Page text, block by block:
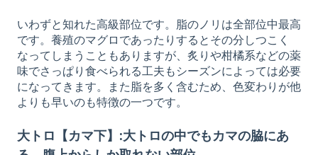
いわずと知れた高級部位です。脂のノリは全部位中最高
です。養殖のマグロであったりするとその分しつこく
なってしまうこともありますが、炙りや柑橘系などの薬
味でさっぱり食べられる工夫もシーズンによっては必要
になってきます。また脂を多く含むため、色変わりが他
よりも早いのも特徴の一つです。
大トロ【カマ下】:大トロの中でもカマの脇にあ